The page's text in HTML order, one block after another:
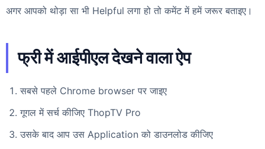
अगर आपको थोड़ा सा भी Helpful लगा हो तो कमेंट में हमें जरूर बताइए।
फ्री में आईपीएल देखने वाला ऐप
सबसे पहले Chrome browser पर जाइए
गूगल में सर्च कीजिए ThopTV Pro
उसके बाद आप उस Application को डाउनलोड कीजिए